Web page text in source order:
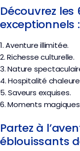
Découvrez
exceptionnels :
1. Aventure illimitée.
2. Richesse culturelle.
3. Nature
4. Hospitalité
5. Saveurs exquises.
6. Moments
Partez à
éblouissants